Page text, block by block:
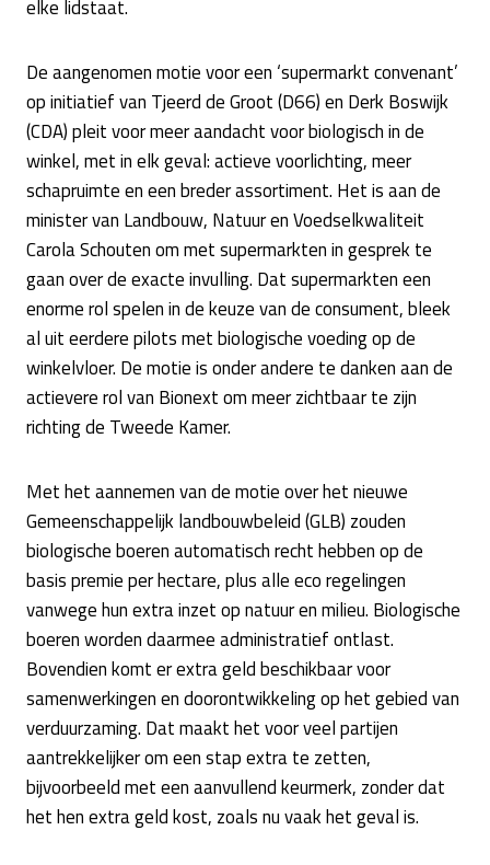
elke lidstaat.
De aangenomen motie voor een ‘supermarkt convenant’
op initiatief van Tjeerd de Groot (D66) en Derk Boswijk
(CDA) pleit voor meer aandacht voor biologisch in de
winkel, met in elk geval: actieve voorlichting, meer
schapruimte en een breder assortiment. Het is aan de
minister van Landbouw, Natuur en Voedselkwaliteit
Carola Schouten om met supermarkten in gesprek te
gaan over de exacte invulling. Dat supermarkten een
enorme rol spelen in de keuze van de consument, bleek
al uit eerdere pilots met biologische voeding op de
winkelvloer. De motie is onder andere te danken aan de
actievere rol van Bionext om meer zichtbaar te zijn
richting de Tweede Kamer.
Met het aannemen van de motie over het nieuwe
Gemeenschappelijk landbouwbeleid (GLB) zouden
biologische boeren automatisch recht hebben op de
basis premie per hectare, plus alle eco regelingen
vanwege hun extra inzet op natuur en milieu. Biologische
boeren worden daarmee administratief ontlast.
Bovendien komt er extra geld beschikbaar voor
samenwerkingen en doorontwikkeling op het gebied van
verduurzaming. Dat maakt het voor veel partijen
aantrekkelijker om een stap extra te zetten,
bijvoorbeeld met een aanvullend keurmerk, zonder dat
het hen extra geld kost, zoals nu vaak het geval is.